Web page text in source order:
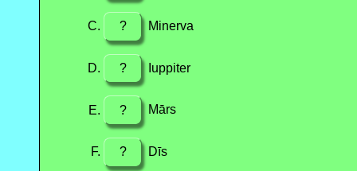
? Minerva
? Iuppiter
? Mārs
? Dīs